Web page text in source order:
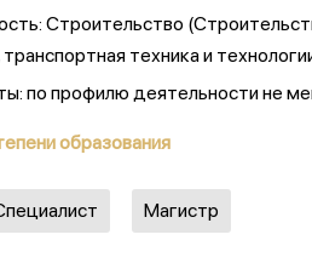
Строительство
транспортная техника и
по профилю деятельностине
образования
Магистр